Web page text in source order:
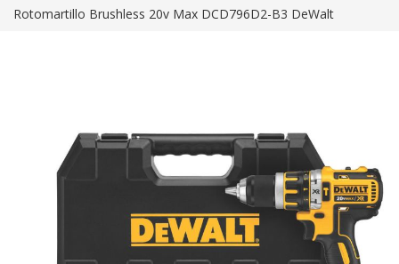
to
Rotomartillo Brushless 20v Max DCD796D2-B3 DeWalt